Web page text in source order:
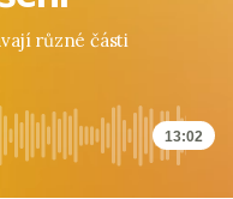
různé části
13:02